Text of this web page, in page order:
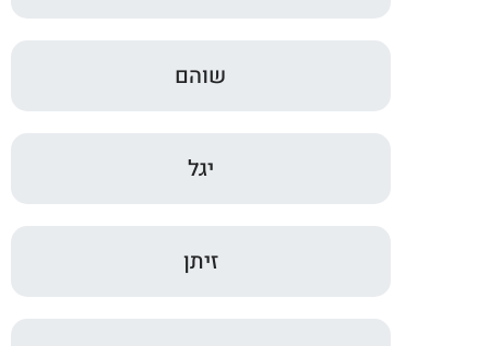
שוהם
יגל
זיתן